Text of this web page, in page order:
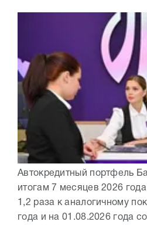
Автокредитный портфель
итогам 7 месяцев 2026
1,2 раза к аналогичному
года и на 01.08.2026 года